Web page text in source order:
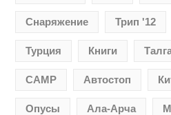
Снаряжение Трип '12
Турция Книги
CAMP Автостоп
Опусы Ала-Арча